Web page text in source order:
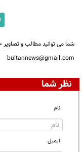
شما می توانید مطالب و تصاویر
bultannews@gmail.com
نظر شما
نام
ایمیل